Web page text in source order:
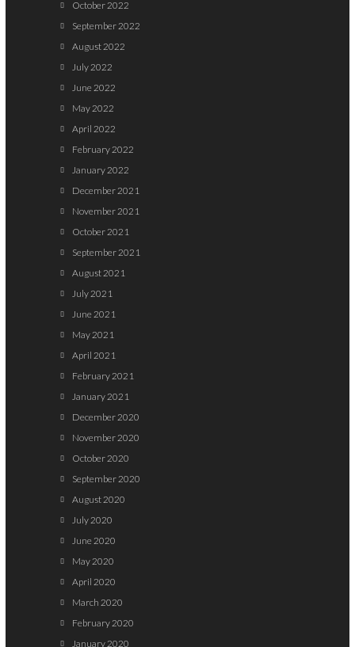
October 2022
September 2022
August 2022
July 2022
June 2022
May 2022
April 2022
February 2022
January 2022
December 2021
November 2021
October 2021
September 2021
August 2021
July 2021
June 2021
May 2021
April 2021
February 2021
January 2021
December 2020
November 2020
October 2020
September 2020
August 2020
July 2020
June 2020
May 2020
April 2020
March 2020
February 2020
January 2020